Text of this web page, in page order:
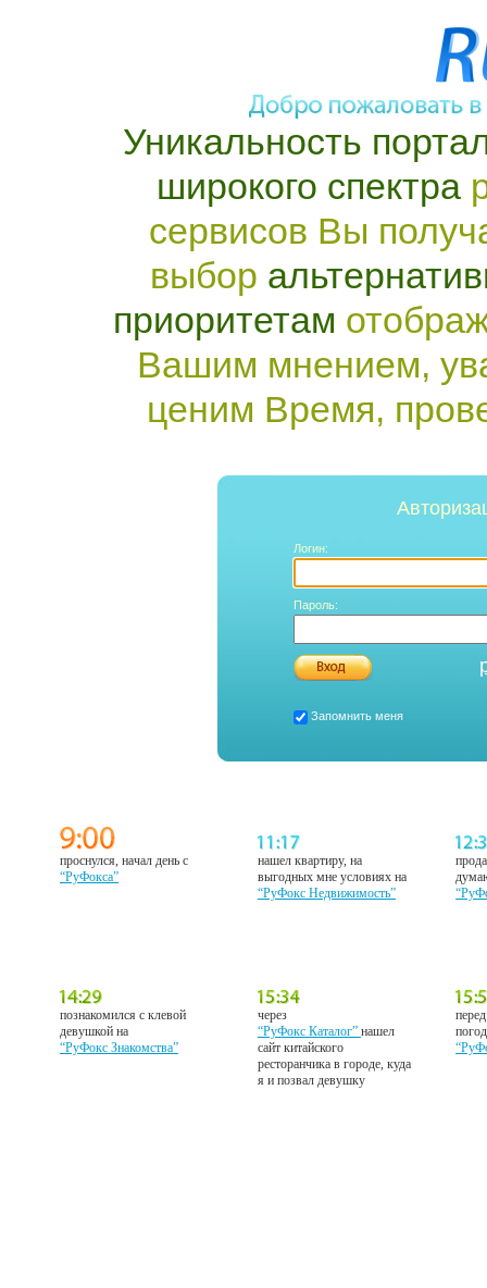
Уникальность
широкого спектра
сервисов Вы
выбор
приоритетам
Вашим мнением,
ценим Время,
Логин:
Пароль:
Запомнить меня
проснулся, начал день с
“РуФокса”
нашел квартиру, на
выгодных мне условиях на
“РуФокс Недвижимость”
познакомился с клевой
девушкой на
“РуФокс Знакомства”
через
“РуФокс Каталог”нашел
сайт китайского
ресторанчика в городе, куда
я и позвал девушку